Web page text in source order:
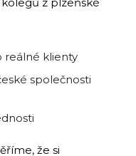
reálné klienty
společnosti
že si